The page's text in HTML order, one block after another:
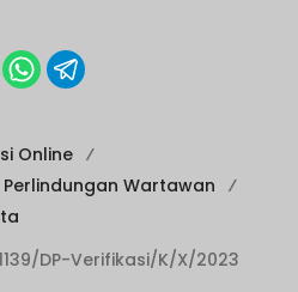
Online
Perlindungan Wartawan
DP-Verifikasi/K/X/2023